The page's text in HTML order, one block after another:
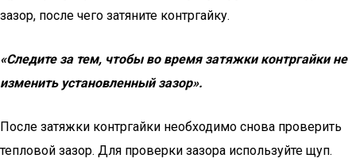
зазор, после чего затяните контргайку.
«Следите за тем, чтобы во время затяжки контргайки не
изменить установленный зазор».
После затяжки контргайки необходимо снова проверить
тепловой зазор. Для проверки зазора используйте щуп.